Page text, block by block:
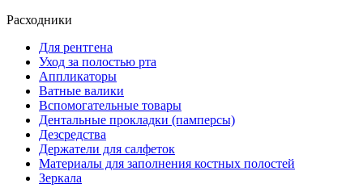
Расходники
Для рентгена
Уход за полостью рта
Аппликаторы
Ватные валики
Вспомогательные товары
Дентальные прокладки (памперсы)
Дезсредства
Держатели для салфеток
Материалы для заполнения костных полостей
Зеркала